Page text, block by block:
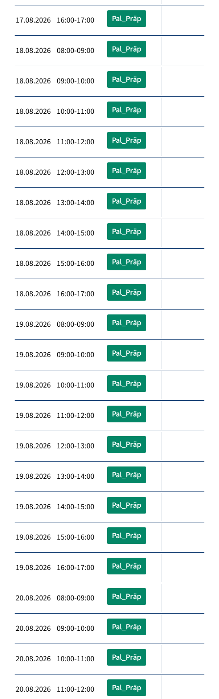
17.08.2026 16:00-17:00 Pal_Präp
18.08.2026 08:00-09:00 Pal_Präp
18.08.2026 09:00-10:00 Pal_Präp
18.08.2026 10:00-11:00 Pal_Präp
18.08.2026 11:00-12:00 Pal_Präp
18.08.2026 12:00-13:00 Pal_Präp
18.08.2026 13:00-14:00 Pal_Präp
18.08.2026 14:00-15:00 Pal_Präp
18.08.2026 15:00-16:00 Pal_Präp
18.08.2026 16:00-17:00 Pal_Präp
19.08.2026 08:00-09:00 Pal_Präp
19.08.2026 09:00-10:00 Pal_Präp
19.08.2026 10:00-11:00 Pal_Präp
19.08.2026 11:00-12:00 Pal_Präp
19.08.2026 12:00-13:00 Pal_Präp
19.08.2026 13:00-14:00 Pal_Präp
19.08.2026 14:00-15:00 Pal_Präp
19.08.2026 15:00-16:00 Pal_Präp
19.08.2026 16:00-17:00 Pal_Präp
20.08.2026 08:00-09:00 Pal_Präp
20.08.2026 09:00-10:00 Pal_Präp
20.08.2026 10:00-11:00 Pal_Präp
20.08.2026 11:00-12:00 Pal_Präp